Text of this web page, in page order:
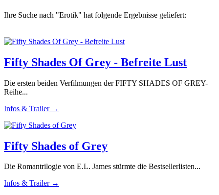
Ihre Suche nach "Erotik" hat folgende Ergebnisse geliefert:
Fifty Shades Of Grey - Befreite Lust
Die ersten beiden Verfilmungen der FIFTY SHADES OF GREY-
Reihe...
Infos & Trailer →
Fifty Shades of Grey
Die Romantrilogie von E.L. James stürmte die Bestsellerlisten...
Infos & Trailer →